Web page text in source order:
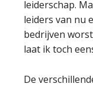
leiderschap.
leiders van nu
bedrijven
laat ik toch
De